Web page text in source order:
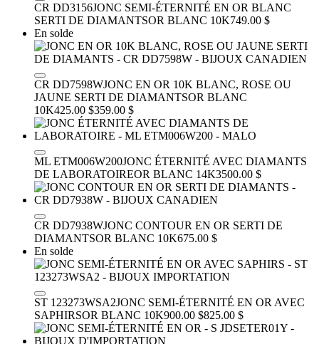
CR DD3156JONC SEMI-ÉTERNITÉ EN OR BLANC
SERTI DE DIAMANTSOR BLANC 10K749.00 $
En solde
CR DD7598WJONC EN OR 10K BLANC, ROSE OU
JAUNE SERTI DE DIAMANTSOR BLANC
10K425.00 $359.00 $
ML ETM006W200JONC ÉTERNITÉ AVEC DIAMANTS
DE LABORATOIREOR BLANC 14K3500.00 $
CR DD7938WJONC CONTOUR EN OR SERTI DE
DIAMANTSOR BLANC 10K675.00 $
En solde
ST 123273WSA2JONC SEMI-ÉTERNITÉ EN OR AVEC
SAPHIRSOR BLANC 10K900.00 $825.00 $